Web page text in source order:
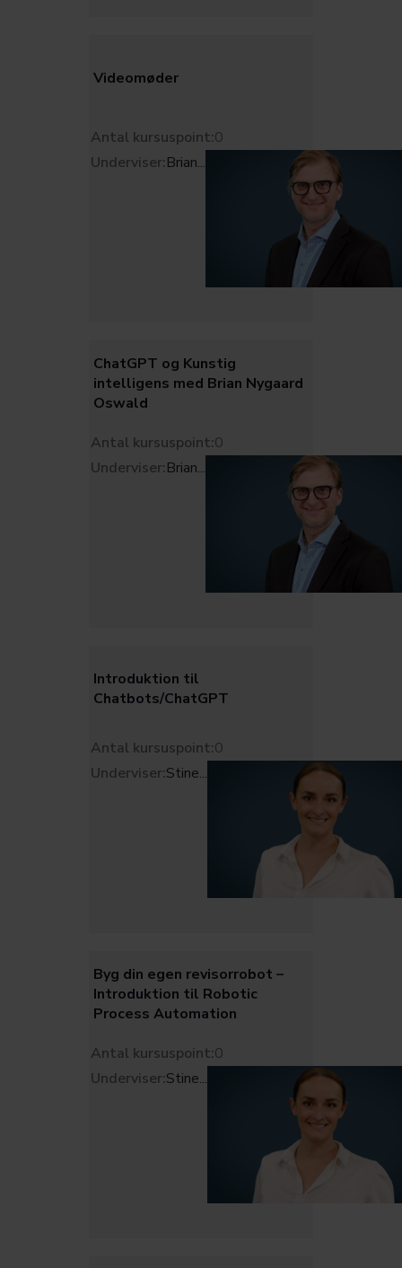
Videomøder
Antal kursuspoint:0
Underviser:Brian...
ChatGPT og Kunstig
intelligens med Brian Nygaard
Oswald
Antal kursuspoint:0
Underviser:Brian...
Introduktion til
Chatbots/ChatGPT
Antal kursuspoint:0
Underviser:Stine...
Byg din egen revisorrobot –
Introduktion til Robotic
Process Automation
Antal kursuspoint:0
Underviser:Stine...